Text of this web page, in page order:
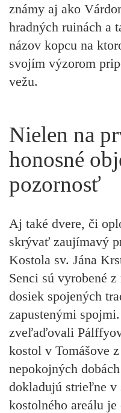
známy aj ako
hradných ruinách a
názov kopcu na
svojím výzorom
vežu.
Nielen na
honosné
pozornosť
Aj také dvere, či
skrývať zaujímavý
Kostola sv. Jána
Senci sú vyrobené
dosiek spojených
zapustenými
zveľaďovali
kostol v Tomášove
nepokojných
dokladujú strieľne v
kostolného areálu je